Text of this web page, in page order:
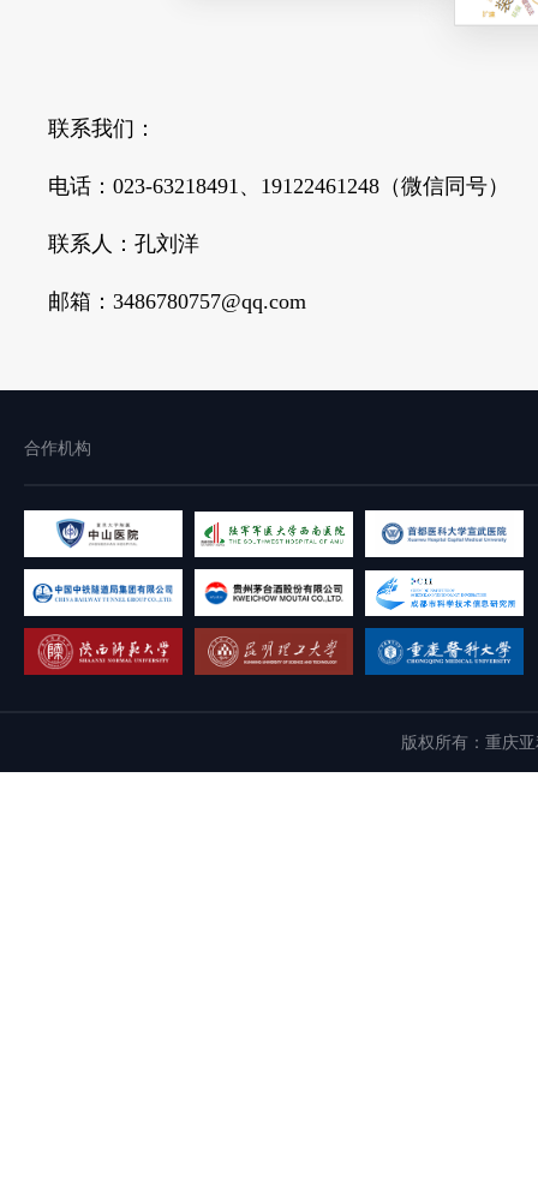
联系我们：
电话：023-63218491、19122461248（微信同号）
联系人：孔刘洋
邮箱：3486780757@qq.com
合作机构
版权所有：重庆